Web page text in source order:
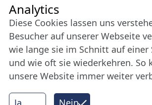
Ja Nein
Analytics
Diese Cookies lassen uns
Besucher auf unserer Webseite
wie lange sie im Schnitt auf einer
und wie oft sie wiederkehren. So
unsere Website immer weiter